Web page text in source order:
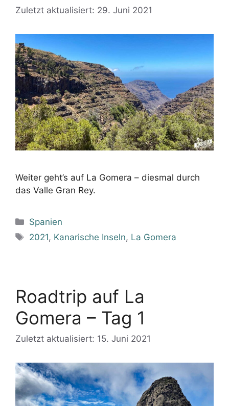
Zuletzt aktualisiert: 29. Juni 2021
Weiter geht’s auf La Gomera – diesmal durch
das Valle Gran Rey.
Kategorien
Spanien
Schlagwörter
2021, Kanarische Inseln, La Gomera
Roadtrip auf La
Gomera – Tag 1
Zuletzt aktualisiert: 15. Juni 2021